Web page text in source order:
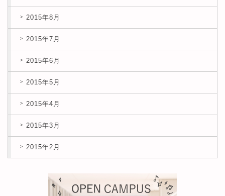
2015年8月
2015年7月
2015年6月
2015年5月
2015年4月
2015年3月
2015年2月